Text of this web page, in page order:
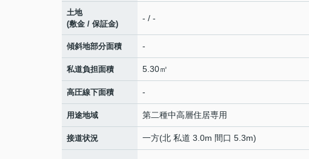
土地
(敷金 / 保証金)
- / -
傾斜地部分面積 -
私道負担面積 5.30㎡
高圧線下面積 -
用途地域 第二種中高層住居専用
接道状況 一方(北 私道 3.0m 間口 5.3m)